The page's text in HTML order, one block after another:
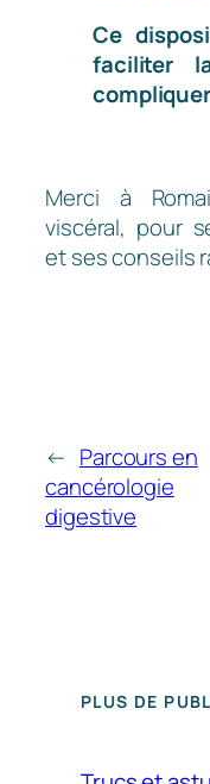
Ce
faciliter
Merci à
viscéral, pour
et ses conseils
← Parcours en
cancérologie
digestive
PLUS DE